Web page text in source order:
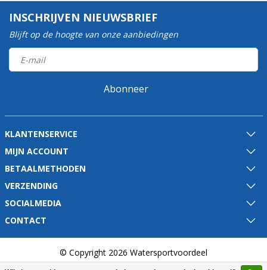
INSCHRIJVEN NIEUWSBRIEF
Blijft op de hoogte van onze aanbiedingen
Abonneer
KLANTENSERVICE
MIJN ACCOUNT
BETAALMETHODEN
VERZENDING
SOCIALMEDIA
CONTACT
© Copyright 2026 Watersportvoordeel